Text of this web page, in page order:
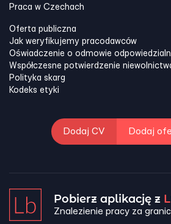
Praca w Czechach
Oferta publiczna
Jak weryfikujemy pracodawców
Oświadczenie o odmowie
Współczesne potwierdzenie
Polityka skarg
Kodeks etyki
Dodaj CV Dodaj
Pobierz aplikację z
Znalezienie pracy za